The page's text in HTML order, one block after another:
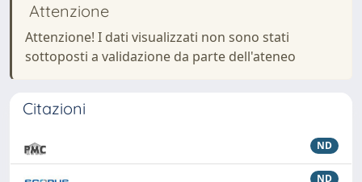
Attenzione
Attenzione! I dati visualizzati non sono stati
sottoposti a validazione da parte dell'ateneo
Citazioni
ND
ND